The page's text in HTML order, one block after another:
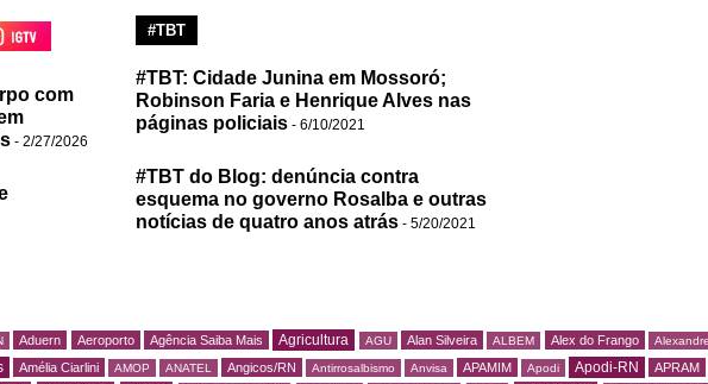
com
- 2/27/2026
#TBT
#TBT: Cidade Junina em Mossoró;
Robinson Faria e Henrique Alves nas
páginas policiais - 6/10/2021
#TBT do Blog: denúncia contra
esquema no governo Rosalba e outras
notícias de quatro anos atrás - 5/20/2021
Aduern Aeroporto Agência Saiba Mais Agricultura AGU Alan Silveira ALBEM Alex do Frango
Amélia Ciarlini AMOP ANATEL Angicos/RN Antirrosalbismo Anvisa APAMIM Apodi Apodi-RN APRAM